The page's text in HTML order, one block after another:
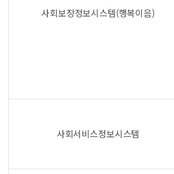
사회보장정보시스템(행복이음)
사회서비스정보시스템